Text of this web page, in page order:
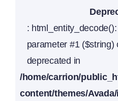
:
parameter #1 ($string)
deprecated in
/home/carrion/
content/themes/